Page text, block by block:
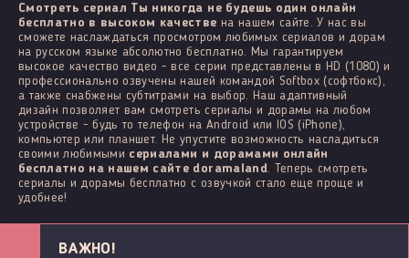
Смотреть сериал Ты никогда не будешь один онлайн
бесплатно в высоком качестве на нашем сайте. У нас вы
сможете наслаждаться просмотром любимых сериалов и дорам
на русском языке абсолютно бесплатно. Мы гарантируем
высокое качество видео - все серии представлены в HD (1080) и
профессионально озвучены нашей командой Softbox (софтбокс),
а также снабжены субтитрами на выбор. Наш адаптивный
дизайн позволяет вам смотреть сериалы и дорамы на любом
устройстве - будь то телефон на Android или IOS (iPhone),
компьютер или планшет. Не упустите возможность насладиться
своими любимыми сериалами и дорамами онлайн
бесплатно на нашем сайте doramaland . Теперь смотреть
сериалы и дорамы бесплатно с озвучкой стало еще проще и
удобнее!
ВАЖНО!